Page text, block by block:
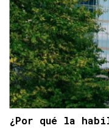
¿Por qué la